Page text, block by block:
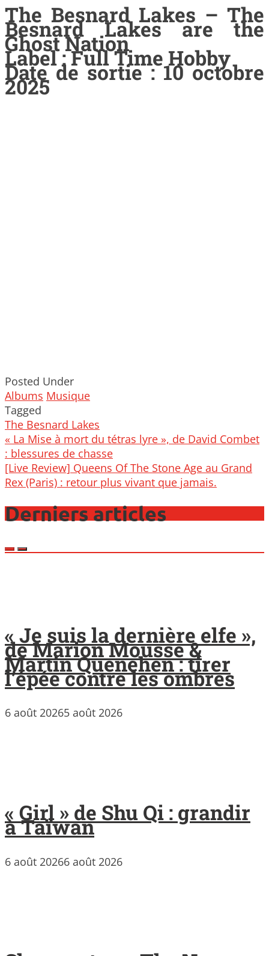
The Besnard Lakes – The
Besnard Lakes are the
Ghost Nation
Label : Full Time Hobby
Date de sortie : 10 octobre
2025
Posted Under
Albums Musique
Tagged
The Besnard Lakes
Post
navigation
« La Mise à mort du tétras lyre », de David Combet
: blessures de chasse
[Live Review] Queens Of The Stone Age au Grand
Rex (Paris) : retour plus vivant que jamais.
Derniers articles
« Je suis la dernière elfe »,
de Marion Mousse &
Martin Quenehen : tirer
l’épée contre les ombres
6 août 20265 août 2026
« Girl » de Shu Qi : grandir
à Taïwan
6 août 20266 août 2026